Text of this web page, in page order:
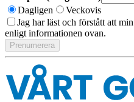
Dagligen
Veckovis
Jag har läst och förstått att
enligt informationen ovan.